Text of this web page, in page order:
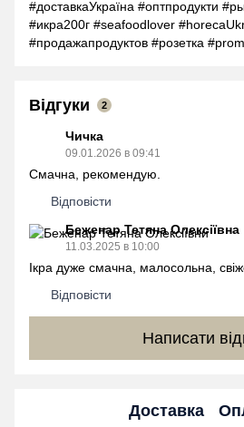
#доставкаУкраїна #оптпродукти
#икра200г #seafoodlover
#продажапродуктов #розетка
Відгуки 2
Чичка
09.01.2026 в 09:41
Смачна, рекомендую.
Відповісти
Беженар Тетяна Олексіївна
11.03.2025 в 10:00
Ікра дуже смачна, малосольна,
Відповісти
Написати
Доставка